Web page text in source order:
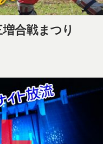
合戦まつり